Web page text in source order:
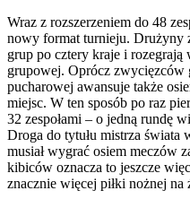
Wraz z rozszerzeniem do 48
nowy format turnieju. Drużyny
grup po cztery kraje i rozegrają
grupowej. Oprócz zwycięzców
pucharowej awansuje także
miejsc. W ten sposób po raz
32 zespołami – o jedną rundę
Droga do tytułu mistrza świata
musiał wygrać osiem meczów
kibiców oznacza to jeszcze
znacznie więcej piłki nożnej